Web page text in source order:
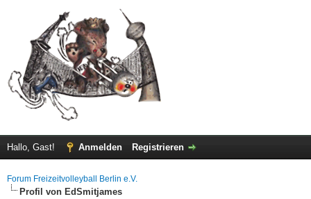
Hallo, Gast! Anmelden Registrieren
Forum Freizeitvolleyball Berlin e.V.
Profil von EdSmitjames